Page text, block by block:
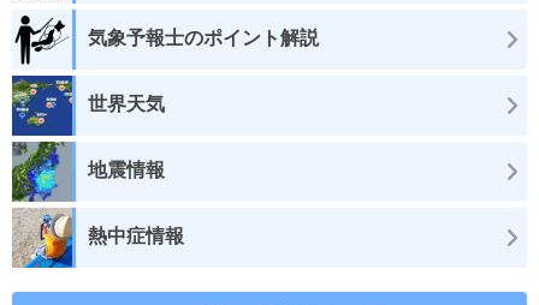
気象予報士のポイント解説
世界天気
地震情報
熱中症情報